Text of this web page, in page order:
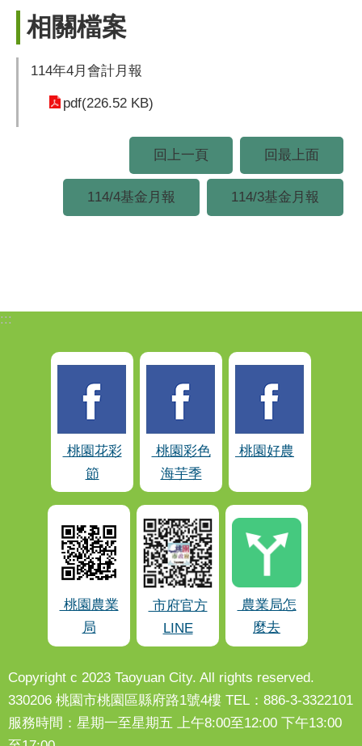
相關檔案
114年4月會計月報
pdf(226.52 KB)
回上一頁 回最上面
114/4基金月報 114/3基金月報
:::
桃園花彩
節
桃園彩色
海芋季
桃園好農
桃園農業
局
市府官方
LINE
農業局怎
麼去
Copyright c 2023 Taoyuan City. All rights reserved.
330206 桃園市桃園區縣府路1號4樓 TEL：886-3-3322101
服務時間：星期一至星期五 上午8:00至12:00 下午13:00